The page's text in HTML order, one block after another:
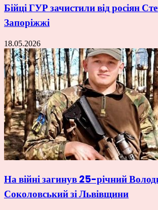
Бійці ГУР зачистили від росіян
Запоріжжі
18.05.2026
На війні загинув 25-річний
Соколовський зі Львівщини